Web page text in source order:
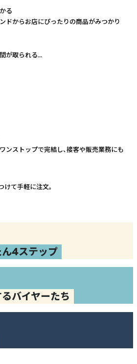
る
ドからお店にぴったりの商品がみつかり
が取られる...
ンストップで完結し、接客や販売業務にも
て手軽に注文。
4ステップ
バイヤーたち